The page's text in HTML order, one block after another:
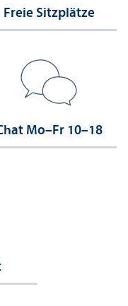
Freie Sitzplätze
Mo–Fr 10–18